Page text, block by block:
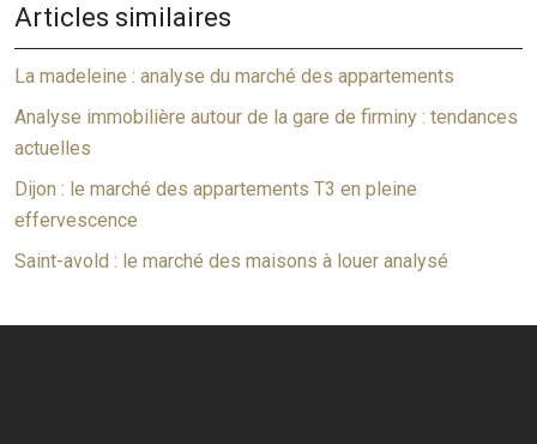
Articles similaires
La madeleine : analyse du marché des appartements
Analyse immobilière autour de la gare de firminy : tendances
actuelles
Dijon : le marché des appartements T3 en pleine
effervescence
Saint-avold : le marché des maisons à louer analysé